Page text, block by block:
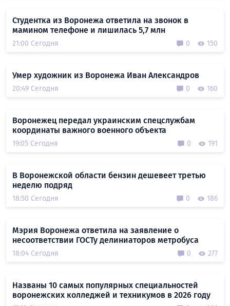
Студентка из Воронежа ответила на звонок в
мамином телефоне и лишилась 5,7 млн
21:00 Сегодня 0 150
Умер художник из Воронежа Иван Александров
20:49 Сегодня 0 160
Воронежец передал украинским спецслужбам
координаты важного военного объекта
19:05 Сегодня 0 191
В Воронежской области бензин дешевеет третью
неделю подряд
18:50 Сегодня 0 186
Мэрия Воронежа ответила на заявление о
несоответствии ГОСТу делиниаторов метробуса
18:04 Сегодня 0 277
Названы 10 самых популярных специальностей
воронежских колледжей и техникумов в 2026 году